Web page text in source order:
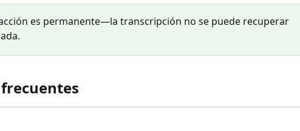
es permanente—la transcripción no se puede recuperar